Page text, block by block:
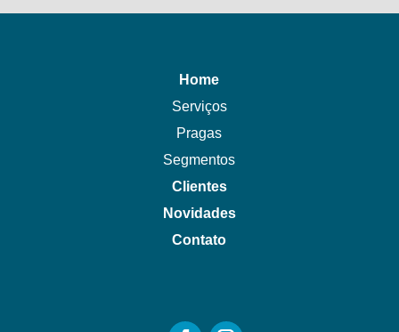
Home
Serviços
Pragas
Segmentos
Clientes
Novidades
Contato